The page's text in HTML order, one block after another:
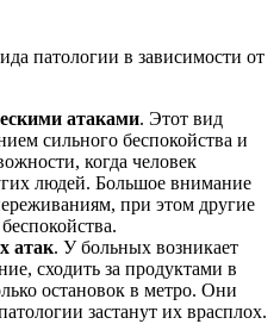
патологии в зависимости от
атаками. Этот вид
сильного беспокойства и
когда человек
людей. Большое внимание
при этом другие
атак. У больных возникает
сходить за продуктами в
остановок в метро. Они
застанут их врасплох.